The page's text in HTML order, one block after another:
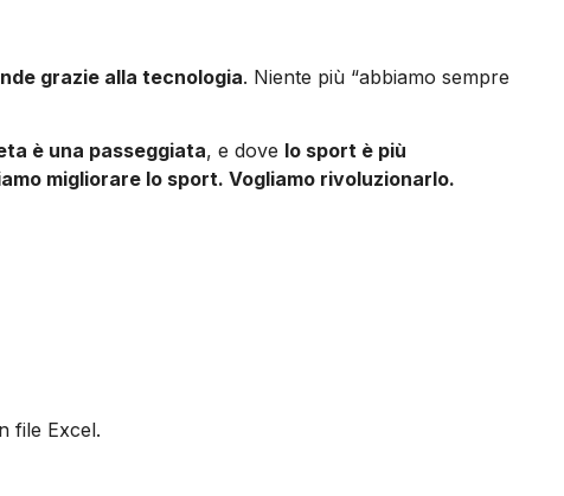
grazie alla tecnologia. Niente più “abbiamo sempre
è una passeggiata, e dove lo sport è più
migliorare lo sport. Vogliamo rivoluzionarlo.
file Excel.